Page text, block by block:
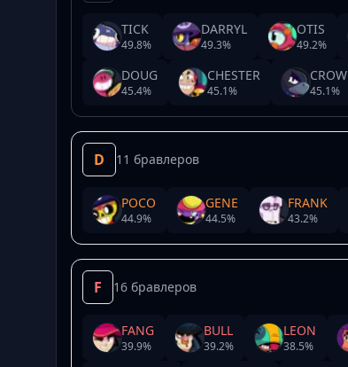
TICK
49.8%
DARRYL
49.3%
OTIS
49.2%
DOUG
45.4%
CHESTER
45.1%
CROW
45.1%
D 11 бравлеров
POCO
44.9%
GENE
44.5%
FRANK
43.2%
F 16 бравлеров
FANG
39.9%
BULL
39.2%
LEON
38.5%